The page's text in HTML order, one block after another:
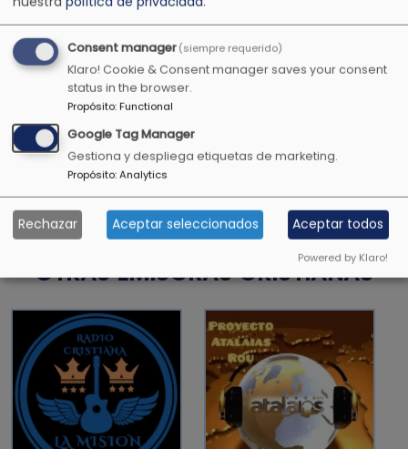
1 Timoteo 4:12
Todavía darán fruto en la vejez, serán gordos y
florecientes
Salmos 92:14
OTRAS EMISORAS CRISTIANAS
Consent manager(siempre requerido)
Klaro! Cookie & Consent manager saves your consent
status in the browser.
Propósito:Functional
Google Tag Manager
Gestiona y despliega etiquetas de marketing.
Propósito:Analytics
Rechazar Aceptar seleccionados Aceptar todos
Powered by Klaro!